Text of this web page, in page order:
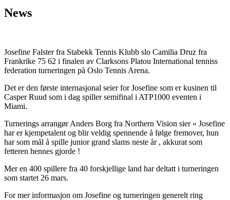
News
Josefine Falster fra Stabekk Tennis Klubb slo Camilia Druz fra
Frankrike 75 62 i finalen av Clarksons Platou International tenniss
federation turneringen på Oslo Tennis Arena.
Det er den første internasjonal seier for Josefine som er kusinen til
Casper Ruud som i dag spiller semifinal i ATP1000 eventen i
Miami.
Turnerings arrangør Anders Borg fra Northern Vision sier « Josefine
har er kjempetalent og blir veldig spennende å følge fremover, hun
har som mål å spille junior grand slams neste år , akkurat som
fetteren hennes gjorde !
Mer en 400 spillere fra 40 forskjellige land har deltatt i turneringen
som startet 26 mars.
For mer informasjon om Josefine og turneringen generelt ring